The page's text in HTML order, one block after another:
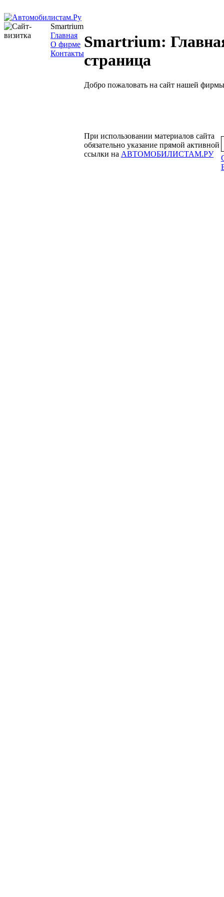
Smartrium
Главная
О фирме
Контакты
Smartrium:
страница
Добро пожаловать на сайт нашей
При использовании материалов сайта
обязательно указание прямой активной
ссылки на АВТОМОБИЛИСТАМ.РУ